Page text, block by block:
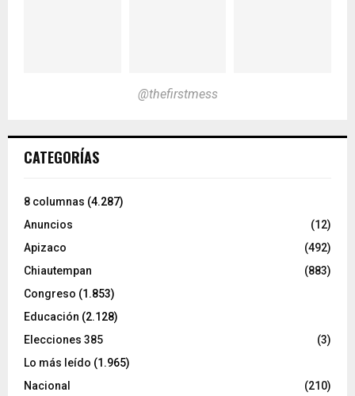
@thefirstmess
CATEGORÍAS
8 columnas (4.287)
Anuncios
(12)
Apizaco
(492)
Chiautempan
(883)
Congreso (1.853)
Educación (2.128)
Elecciones 385
(3)
Lo más leído (1.965)
Nacional
(210)